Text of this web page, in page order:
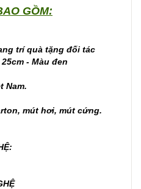
GỒM:
trí quà tặng đối tác
- Màu đen
Nam.
mút hơi, mút cứng.